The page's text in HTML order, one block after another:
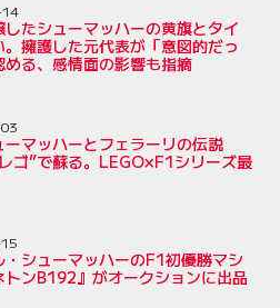
したシューマッハーの黄旗とタイ
。擁護した元代表が「意図的だっ
める、感情面の影響も指摘
ーマッハーとフェラーリの伝説
ゴ”で蘇る。LEGO×F1シリーズ最
・シューマッハーのF1初優勝マシ
トンB192』がオークションに出品